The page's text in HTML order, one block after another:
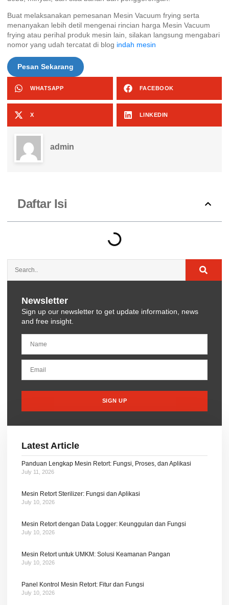
Buat melaksanakan pemesanan Mesin Vacuum frying serta
menanyakan lebih detil mengenai rincian harga Mesin Vacuum
frying atau perihal produk mesin lain, silakan langsung mengabari
nomor yang udah tercatat di blog indah mesin
Pesan Sekarang
WHATSAPP FACEBOOK
X LINKEDIN
admin
Daftar Isi
Newsletter
Sign up our newsletter to get update information, news
and free insight.
SIGN UP
Latest Article
Panduan Lengkap Mesin Retort: Fungsi, Proses, dan Aplikasi
July 11, 2026
Mesin Retort Sterilizer: Fungsi dan Aplikasi
July 10, 2026
Mesin Retort dengan Data Logger: Keunggulan dan Fungsi
July 10, 2026
Mesin Retort untuk UMKM: Solusi Keamanan Pangan
July 10, 2026
Panel Kontrol Mesin Retort: Fitur dan Fungsi
July 10, 2026